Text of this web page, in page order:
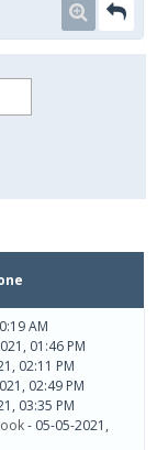
AM
01:46 PM
02:11 PM
02:49 PM
03:35 PM
- 05-05-2021,